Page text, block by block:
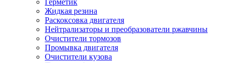
Герметик
Жидкая резина
Раскоксовка двигателя
Нейтрализаторы и преобразователи ржавчины
Очистители тормозов
Промывка двигателя
Очистители кузова